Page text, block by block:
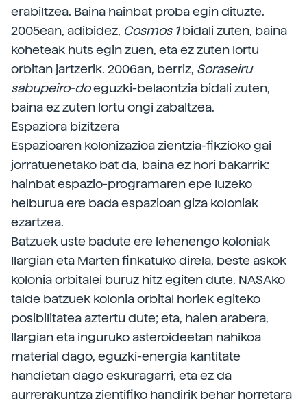
erabiltzea. Baina hainbat proba egin dituzte.
2005ean, adibidez, Cosmos 1bidali zuten, baina
koheteak huts egin zuen, eta ez zuten lortu
orbitan jartzerik. 2006an, berriz, Soraseiru
sabupeiro-doeguzki-belaontzia bidali zuten,
baina ez zuten lortu ongi zabaltzea.
Espaziora bizitzera
Espazioaren kolonizazioa zientzia-fikzioko gai
jorratuenetako bat da, baina ez hori bakarrik:
hainbat espazio-programaren epe luzeko
helburua ere bada espazioan giza koloniak
ezartzea.
Batzuek uste badute ere lehenengo koloniak
Ilargian eta Marten finkatuko direla, beste askok
kolonia orbitalei buruz hitz egiten dute. NASAko
talde batzuek kolonia orbital horiek egiteko
posibilitatea aztertu dute; eta, haien arabera,
Ilargian eta inguruko asteroideetan nahikoa
material dago, eguzki-energia kantitate
handietan dago eskuragarri, eta ez da
aurrerakuntza zientifiko handirik behar horretara